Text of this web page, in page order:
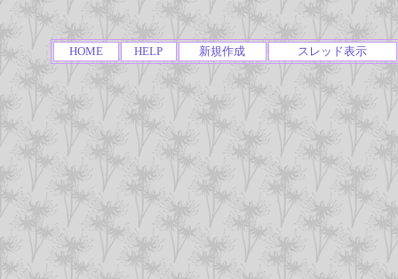
HOME HELP 新規作成 スレッド表示